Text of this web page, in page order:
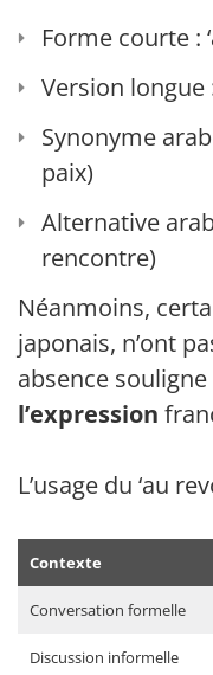
Forme courte :
Version longue
Synonyme
paix)
Alternative
rencontre)
Néanmoins,
japonais, n’ont
absence souligne
l’expression
L’usage du ‘au
Contexte
Conversation formelle
Discussion informelle